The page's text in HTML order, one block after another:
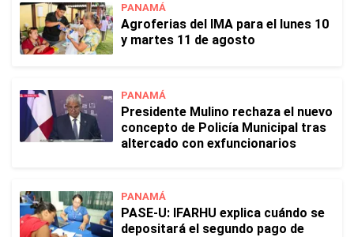
PANAMÁ
Agroferias del IMA para el lunes 10
y martes 11 de agosto
PANAMÁ
Presidente Mulino rechaza el nuevo
concepto de Policía Municipal tras
altercado con exfuncionarios
PANAMÁ
PASE-U: IFARHU explica cuándo se
depositará el segundo pago de